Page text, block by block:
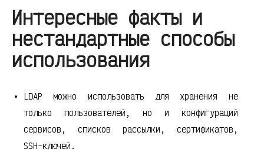
Интересные факты и
нестандартные способы
использования
LDAP можно использовать для хранения не
только пользователей, но и конфигураций
сервисов, списков рассылки, сертификатов,
SSH-ключей.